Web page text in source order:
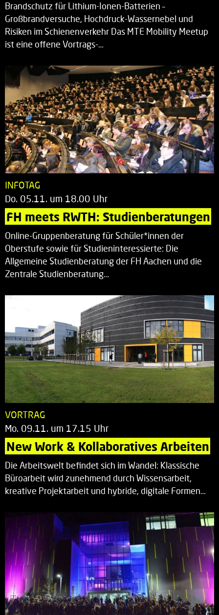
Brandschutz für Lithium-Ionen-Batterien –
Großbrandversuche, Hochdruck-Wassernebel und
Risiken im Schienenverkehr Das MTE Mobility Meetup
ist eine offene Vortrags-…
INFOTAG
Do. 05.11. um 18.00 Uhr
FH meets RWTH: Studienberatungen
Online-Gruppenberatung für Schüler*innen der
Oberstufe sowie für Studieninteressierte: Die
Allgemeine Studienberatung der FH Aachen und die
Zentrale Studienberatung…
VORTRAG
Mo. 09.11. um 17.15 Uhr
New Work & Kollaboratives Arbeiten
Die Arbeitswelt befindet sich im Wandel: Klassische
Büroarbeit wird zunehmend durch Wissensarbeit,
kreative Projektarbeit und hybride, digitale Formen…